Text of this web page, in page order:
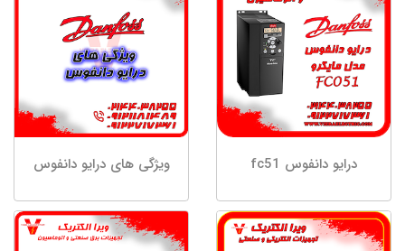
درایو دانفوس fc51 ویژگی های درایو دانفوس